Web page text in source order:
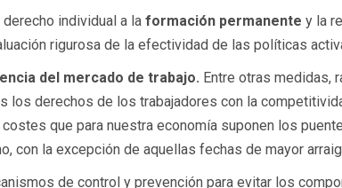
individual a la formación permanente y la
rigurosa de la efectividad de las políticas
del mercado de trabajo. Entre otras medidas,
los derechos de los trabajadores con la
que para nuestra economía suponen los
con la excepción de aquellas fechas de mayor
de control y prevención para evitar los